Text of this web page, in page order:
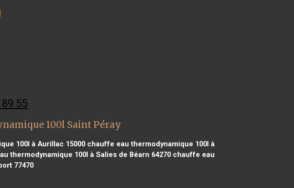
55
100l Saint Péray
100l à Aurillac 15000chauffe eau thermodynamique 100l à
thermodynamique 100l à Salies de Béarn 64270chauffe eau
77470